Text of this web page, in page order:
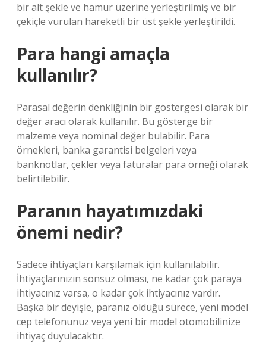
bir alt şekle ve hamur üzerine yerleştirilmiş ve bir
çekiçle vurulan hareketli bir üst şekle yerleştirildi.
Para hangi amaçla
kullanılır?
Parasal değerin denkliğinin bir göstergesi olarak bir
değer aracı olarak kullanılır. Bu gösterge bir
malzeme veya nominal değer bulabilir. Para
örnekleri, banka garantisi belgeleri veya
banknotlar, çekler veya faturalar para örneği olarak
belirtilebilir.
Paranın hayatımızdaki
önemi nedir?
Sadece ihtiyaçları karşılamak için kullanılabilir.
İhtiyaçlarınızın sonsuz olması, ne kadar çok paraya
ihtiyacınız varsa, o kadar çok ihtiyacınız vardır.
Başka bir deyişle, paranız olduğu sürece, yeni model
cep telefonunuz veya yeni bir model otomobilinize
ihtiyaç duyulacaktır.